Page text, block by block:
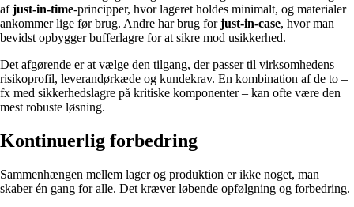
afjust-in-time-principper, hvor lageret holdes minimalt, og materialer
ankommer lige før brug. Andre har brug forjust-in-case, hvor man
bevidst opbygger bufferlagre for at sikre mod usikkerhed.
Det afgørende er at vælge den tilgang, der passer til virksomhedens
risikoprofil, leverandørkæde og kundekrav. En kombination af de to –
fx med sikkerhedslagre på kritiske komponenter – kan ofte være den
mest robuste løsning.
Kontinuerlig forbedring
Sammenhængen mellem lager og produktion er ikke noget, man
skaber én gang for alle. Det kræver løbende opfølgning og forbedring.